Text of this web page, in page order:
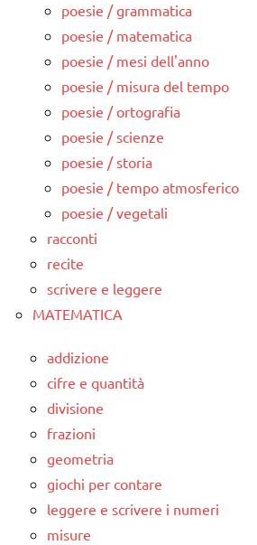
poesie / grammatica
poesie / matematica
poesie / mesi dell'anno
poesie / misura del tempo
poesie / ortografia
poesie / scienze
poesie / storia
poesie / tempo atmosferico
poesie / vegetali
racconti
recite
scrivere e leggere
MATEMATICA
addizione
cifre e quantità
divisione
frazioni
geometria
giochi per contare
leggere e scrivere i numeri
misure